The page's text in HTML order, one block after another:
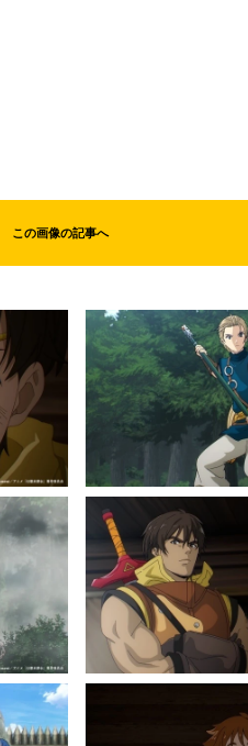
この画像の記事へ
TVアニメ『戦隊大失格』
radio 大直会 2nd season